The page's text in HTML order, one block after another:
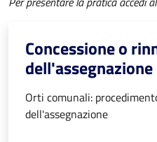
Concessione o
dell'assegnazione
Orti comunali:
dell'assegnazione